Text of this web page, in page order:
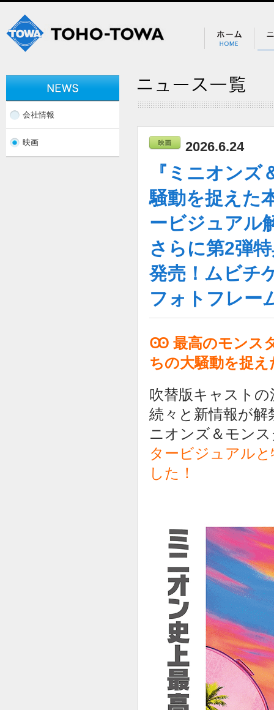
2026.6.24
『ミニオン
騒動を捉えた
ービジュアル
さらに第2弾
発売！ムビチ
フォトフレー
Ꙭ 最高のモンス
ちの大騒動を捉
吹替版キャスト
続々と新情報が
ニオンズ＆モン
タービジュアル
した！
会社情報
映画